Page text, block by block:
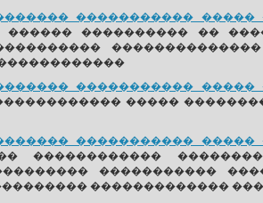
����������� �����
���������� ��
����������� �����
�����
����������� �����
������������
�����������
�������������